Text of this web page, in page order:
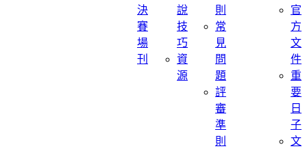
決
賽
場
刊
說
技
巧
資
源
則
常
見
問
題
評
審
準
則
官
方
文
件
重
要
日
子
文